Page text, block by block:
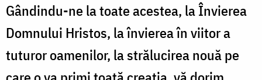
Gândindu-ne la toate acestea, la Învierea
Domnului Hristos, la învierea în viitor a
tuturor oamenilor, la strălucirea nouă pe